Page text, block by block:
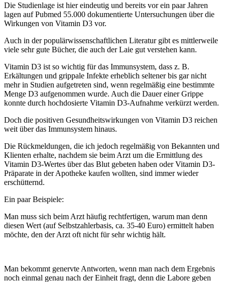
Die Studienlage ist hier eindeutig und bereits vor ein paar Jahren
lagen auf Pubmed 55.000 dokumentierte Untersuchungen über die
Wirkungen von Vitamin D3 vor.
Auch in der populärwissenschaftlichen Literatur gibt es mittlerweile
viele sehr gute Bücher, die auch der Laie gut verstehen kann.
Vitamin D3 ist so wichtig für das Immunsystem, dass z. B.
Erkältungen und grippale Infekte erheblich seltener bis gar nicht
mehr in Studien aufgetreten sind, wenn regelmäßig eine bestimmte
Menge D3 aufgenommen wurde. Auch die Dauer einer Grippe
konnte durch hochdosierte Vitamin D3-Aufnahme verkürzt werden.
Doch die positiven Gesundheitswirkungen von Vitamin D3 reichen
weit über das Immunsystem hinaus.
Die Rückmeldungen, die ich jedoch regelmäßig von Bekannten und
Klienten erhalte, nachdem sie beim Arzt um die Ermittlung des
Vitamin D3-Wertes über das Blut gebeten haben oder Vitamin D3-
Präparate in der Apotheke kaufen wollten, sind immer wieder
erschütternd.
Ein paar Beispiele:
Man muss sich beim Arzt häufig rechtfertigen, warum man denn
diesen Wert (auf Selbstzahlerbasis, ca. 35-40 Euro) ermittelt haben
möchte, den der Arzt oft nicht für sehr wichtig hält.
Man bekommt genervte Antworten, wenn man nach dem Ergebnis
noch einmal genau nach der Einheit fragt, denn die Labore geben